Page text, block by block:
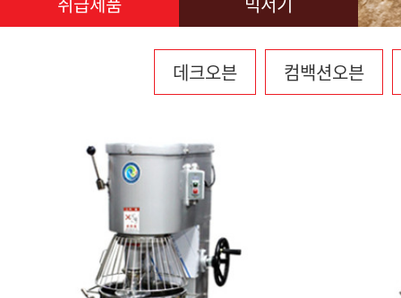
데크오븐 컴백션오븐